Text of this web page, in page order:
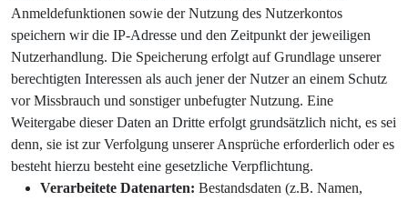
Anmeldefunktionen sowie der Nutzung des Nutzerkontos
speichern wir die IP-Adresse und den Zeitpunkt der jeweiligen
Nutzerhandlung. Die Speicherung erfolgt auf Grundlage unserer
berechtigten Interessen als auch jener der Nutzer an einem Schutz
vor Missbrauch und sonstiger unbefugter Nutzung. Eine
Weitergabe dieser Daten an Dritte erfolgt grundsätzlich nicht, es sei
denn, sie ist zur Verfolgung unserer Ansprüche erforderlich oder es
besteht hierzu besteht eine gesetzliche Verpflichtung.
Verarbeitete Datenarten: Bestandsdaten (z.B. Namen,